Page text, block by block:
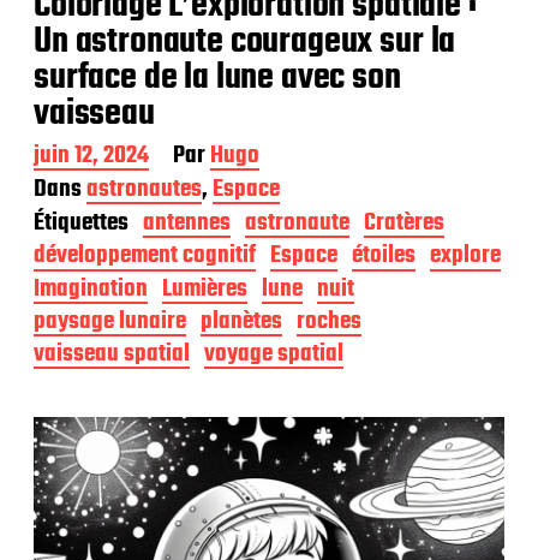
Un astronaute courageux sur la
surface de la lune avec son
vaisseau
D
a
t
e
d
e
p
u
b
l
c
a
t
i
o
n
juin 12, 2024 ParHugo
Dansastronautes,Espace
Étiquettes antennes astronaute Cratères
développement cognitif Espace étoiles explore
Imagination Lumières lune nuit
paysage lunaire planètes roches
vaisseau spatial voyage spatial